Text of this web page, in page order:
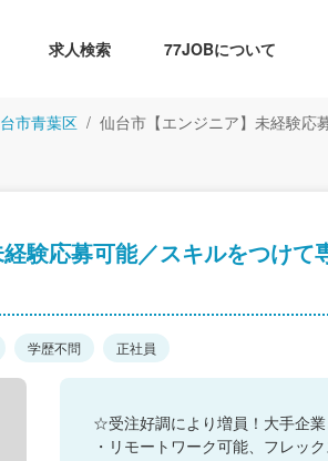
求人検索 77JOBについて
市青葉区 仙台市【エンジニア】未経験応
験応募可能／スキルをつけ
学歴不問 正社員
☆受注好調により増員！大手企
・リモートワーク可能、フレッ